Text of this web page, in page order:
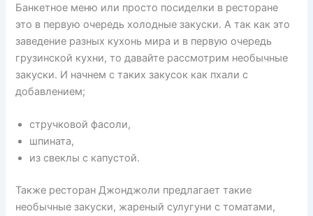
Банкетное меню или просто посиделки в ресторане
это в первую очередь холодные закуски. А так как это
заведение разных кухонь мира и в первую очередь
грузинской кухни, то давайте рассмотрим необычные
закуски. И начнем с таких закусок как пхали с
добавлением;
стручковой фасоли,
шпината,
из свеклы с капустой.
Также ресторан Джонджоли предлагает такие
необычные закуски, жареный сулугуни с томатами,